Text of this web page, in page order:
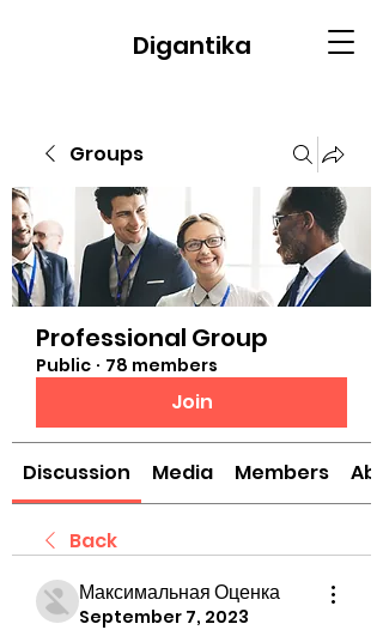
Digantika
Groups
Professional Group
Public · 78 members
Join
Discussion Media Members
Back
Максимальная Оценка
September 7, 2023